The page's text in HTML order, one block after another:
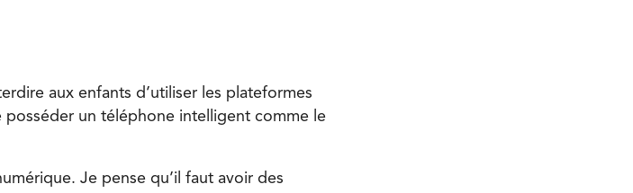
aux enfants d’utiliser les plateformes
un téléphone intelligent comme le
Je pense qu’il faut avoir des